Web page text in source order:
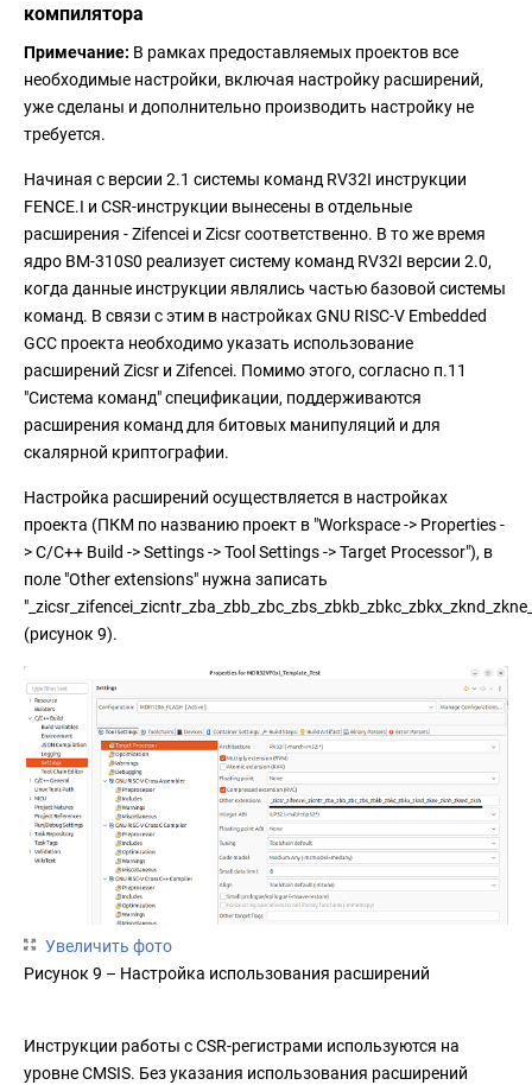
компилятора
Примечание: В рамках предоставляемых проектов все
необходимые настройки, включая настройку расширений,
уже сделаны и дополнительно производить настройку не
требуется.
Начиная с версии 2.1 системы команд RV32I инструкции
FENCE.I и CSR-инструкции вынесены в отдельные
расширения - Zifencei и Zicsr соответственно. В то же время
ядро BM-310S0 реализует систему команд RV32I версии 2.0,
когда данные инструкции являлись частью базовой системы
команд. В связи с этим в настройках GNU RISC-V Embedded
GCC проекта необходимо указать использование
расширений Zicsr и Zifencei. Помимо этого, согласно п.11
"Система команд" спецификации, поддерживаются
расширения команд для битовых манипуляций и для
скалярной криптографии.
Настройка расширений осуществляется в настройках
проекта (ПКМ по названию проект в "Workspace -> Properties -
> C/C++ Build -> Settings -> Tool Settings -> Target Processor"), в
поле "Other extensions" нужна записать
(рисунок 9).
Увеличить фото
Рисунок 9 – Настройка использования расширений
Инструкции работы с CSR-регистрами используются на
уровне CMSIS. Без указания использования расширений